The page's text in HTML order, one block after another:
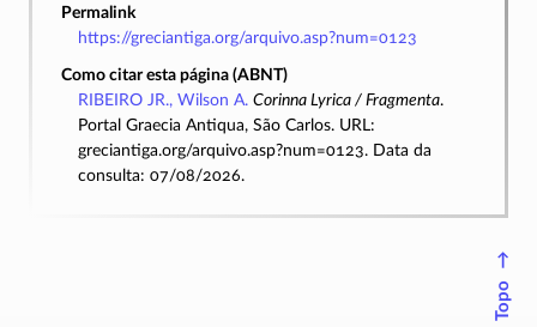
Permalink
https://greciantiga.org/arquivo.asp?num=0123
Como citar esta página (ABNT)
RIBEIRO JR., Wilson A. Corinna Lyrica / Fragmenta.
Portal Graecia Antiqua, São Carlos. URL:
greciantiga.org/arquivo.asp?num=0123. Data da
consulta: 07/08/2026.
↑
Topo